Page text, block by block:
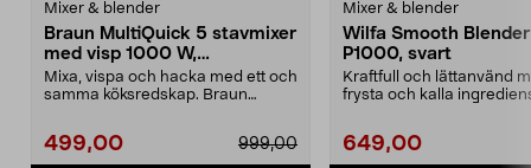
Mixer & blender
Braun MultiQuick 5 stavmixer
med visp 1000 W,
MQ50202M
Mixa, vispa och hacka med ett och
samma köksredskap. Braun
499,00 999,00
Mixer & blender
Wilfa Smooth
P1000, svart
Kraftfull och lättanvänd
frysta och kalla
649,00